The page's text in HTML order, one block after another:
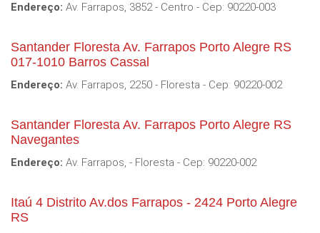
Endereço: Av. Farrapos, 3852 - Centro - Cep: 90220-003
Santander Floresta Av. Farrapos Porto Alegre RS
017-1010 Barros Cassal
Endereço: Av. Farrapos, 2250 - Floresta - Cep: 90220-002
Santander Floresta Av. Farrapos Porto Alegre RS
Navegantes
Endereço: Av. Farrapos, - Floresta - Cep: 90220-002
Itaú 4 Distrito Av.dos Farrapos - 2424 Porto Alegre
RS